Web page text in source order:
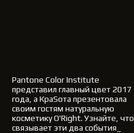
Pantone Color Institute
представил главный цвет 2017
года , а КраSота презентовала
своим гостям натуральную
косметикуO'Right. Узнайте, что
связывает эти два события_